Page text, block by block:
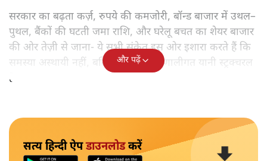
सरकार का बढ़ता कर्ज़, रुपये की कमजोरी, बॉन्ड बाजार में उथल–
पुथल, बैंकों की घटती जमा राशि, और घरेलू बचत का शेयर बाजार
की ओर तेज़ी से जाना- ये सभी संकेत इस ओर इशारा करते हैं कि
समस्या अस्थायी नहीं, बल्कि गहरी और प्रणालीगत यानी स्ट्रक्चरल
है।
और पढ़ें
सत्य हिन्दी ऐपडाउनलोडकरें